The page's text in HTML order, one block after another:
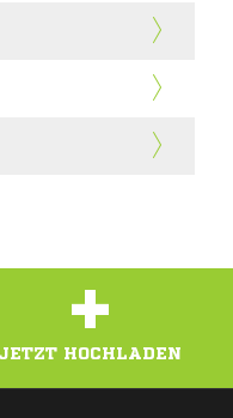
+
JETZT HOCHLADEN